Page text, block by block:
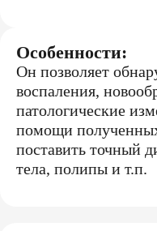
Особенности:
Он позволяет
воспаления,
патологические
помощи
поставить точный
тела, полипы и т.п.